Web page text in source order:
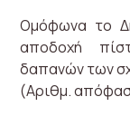
Ομόφωνα το
αποδοχή
δαπανών των
(Αριθμ.